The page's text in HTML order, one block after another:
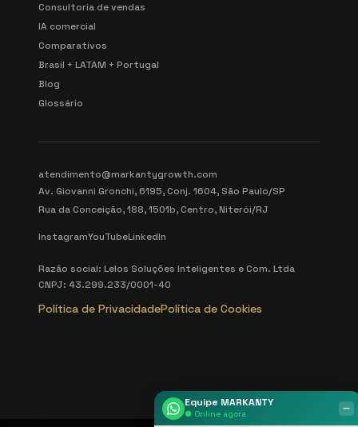
Consultoria de vendas
IA comercial
Comparativos
Brasil + LATAM + Portugal
Blog
Glossário
atendimento@markantygrowth.com
Av. Giovanni Gronchi, 6195, Conj. 1604, São Paulo/SP
Rua da Conceição, 188, 1501b, Centro, Niterói/RJ
InstagramYouTubeLinkedIn
Razão social: Lelos Soluções Inteligentes e Com. Ltda
CNPJ: 43.299.233/0001-40
Política de PrivacidadePolítica de Cookies
Equipe MARKANTY
● Online agora ‒